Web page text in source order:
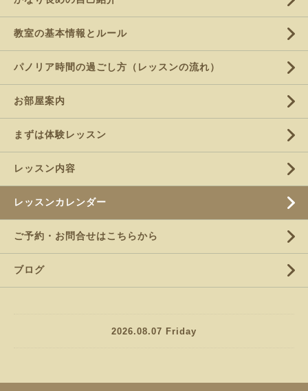
教室の基本情報とルール
パノリア時間の過ごし方（レッスンの流れ）
お部屋案内
まずは体験レッスン
レッスン内容
レッスンカレンダー
ご予約・お問合せはこちらから
ブログ
2026.08.07 Friday